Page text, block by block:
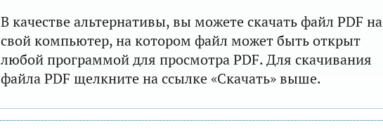
В качестве альтернативы, вы можете скачать файл PDF на
свой компьютер, на котором файл может быть открыт
любой программой для просмотра PDF. Для скачивания
файла PDF щелкните на ссылке «Скачать» выше.